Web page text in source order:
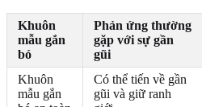
Khuôn
mẫu gắn
bó
Phản ứng thường
gặp với sự gần
gũi
Khuôn
mẫu gắn
Có thể tiến về gần
gũi và giữ ranh